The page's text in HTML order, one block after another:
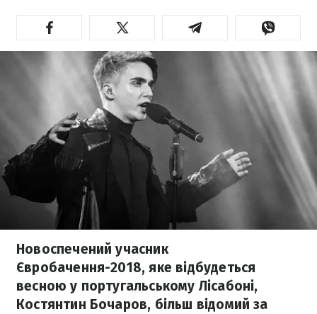
Новоспечений учасник
Євробачення-2018, яке відбудеться
весною у португальському Лісабоні,
Костянтин Бочаров, більш відомий за